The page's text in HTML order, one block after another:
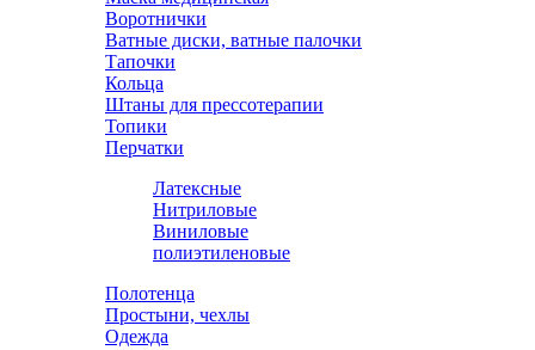
Воротнички
Ватные диски, ватные палочки
Тапочки
Кольца
Штаны для прессотерапии
Топики
Перчатки
Латексные
Нитриловые
Виниловые
полиэтиленовые
Полотенца
Простыни, чехлы
Одежда